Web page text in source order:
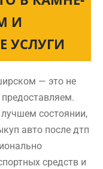
И
УСЛУГИ
— это не
состоянии,
авто после дтп
средств и